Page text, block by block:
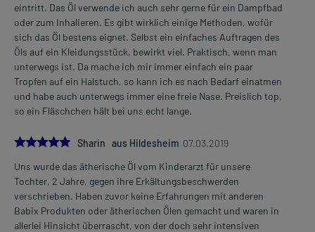
eintritt. Das Öl verwende ich auch sehr gerne für ein Dampfbad
oder zum Inhalieren. Es gibt wirklich einige Methoden, wofür
sich das Öl bestens eignet. Selbst ein einfaches Auftragen des
Öls auf ein Kleidungsstück, bewirkt viel. Praktisch, wenn man
unterwegs ist. Da mache ich mir immer einfach ein paar
Tropfen auf ein Halstuch, so kann ich es nach Bedarf einatmen
und habe auch unterwegs immer eine freie Nase. Preislich top,
so ein Fläschchen hält bei uns echt lange.
5.0
Sharin aus Hildesheim 07.03.2019
Uns wurde das ätherische Öl vom Kinderarzt für unsere
Tochter, 2 Jahre, gegen ihre Erkältungsbeschwerden
verschrieben. Haben zuvor keine Erfahrungen mit anderen
Babix Produkten oder ätherischen Ölen gemacht und waren in
allerlei Hinsicht überrascht, von der doch sehr intensiven